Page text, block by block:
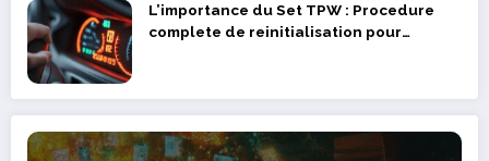
L’importance du Set TPW : Procedure
complete de reinitialisation pour